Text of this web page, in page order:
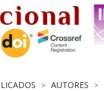
> AUTORES >